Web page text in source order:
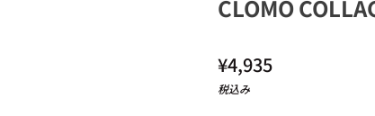
CLOMO
通常価格
¥4,935
税込み